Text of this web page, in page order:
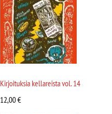
Kirjoituksia kellareista vol. 14
12,00€